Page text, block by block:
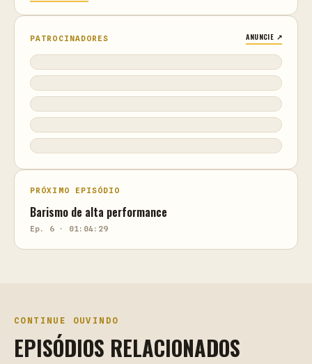
PATROCINADORES ANUNCIE ↗
PRÓXIMO EPISÓDIO
Barismo de alta performance
Ep. 6 · 01:04:29
CONTINUE OUVINDO
EPISÓDIOS RELACIONADOS